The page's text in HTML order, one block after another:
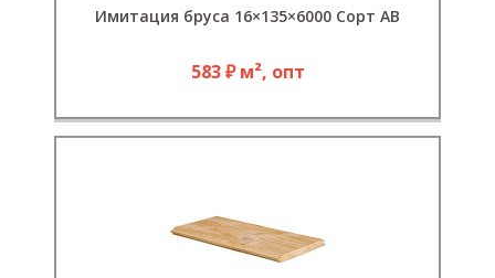
Имитация бруса 16×135×6000 Сорт АВ
583 ₽ м², опт